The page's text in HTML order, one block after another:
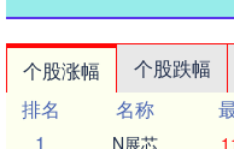
个股涨幅 个股跌幅
排名
名称
1
N展芯